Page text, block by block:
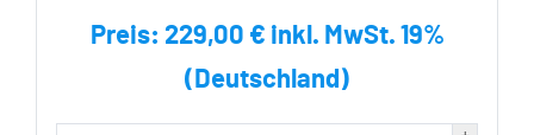
Preis: 229,00 € inkl. MwSt. 19%
(Deutschland)